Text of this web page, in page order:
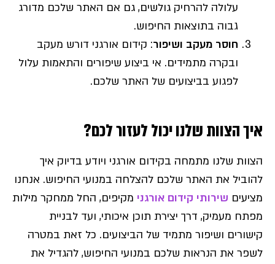
עלולה להרחיק גולשים, גם אם האתר שלכם מדורג
גבוה בתוצאות החיפוש.
חוסר מעקב ושיפור: קידום אורגני דורש מעקב
ובקרה מתמידים. אי ביצוע שיפורים והתאמות עלול
לפגוע בביצועים של האתר שלכם.
איך הצוות שלנו יכול לעזור לכם?
הצוות שלנו מתמחה בקידום אורגני ויודע בדיוק איך
להוביל את האתר שלכם להצלחה במנועי החיפוש. אנחנו
מציעים שירותי קידום אורגני מקיפים, החל ממחקר מילות
מפתח מעמיק, דרך יצירת תוכן איכותי, ועד לבניית
קישורים ושיפור מתמיד של הביצועים. כל זאת במטרה
לשפר את הנראות שלכם במנועי החיפוש, להגדיל את